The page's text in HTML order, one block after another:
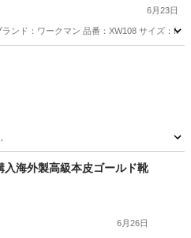
6月23日
ンド：ワークマン 品番：XW108 サイズ：
小鳥
海外製高級本皮ゴールド靴
6月26日